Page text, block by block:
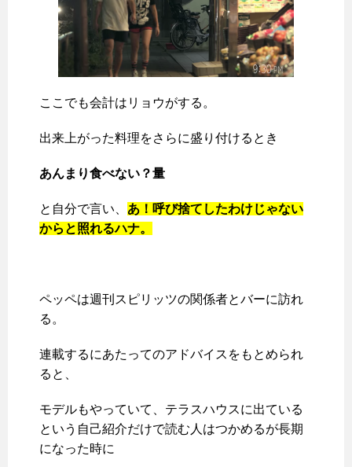
ここでも会計はリョウがする。
出来上がった料理をさらに盛り付けるとき
あんまり食べない？量
と自分で言い、 あ！呼び捨てしたわけじゃない
からと照れるハナ。
ペッペは週刊スピリッツの関係者とバーに訪れ
る。
連載するにあたってのアドバイスをもとめられ
ると、
モデルもやっていて、テラスハウスに出ている
という自己紹介だけで読む人はつかめるが長期
になった時に